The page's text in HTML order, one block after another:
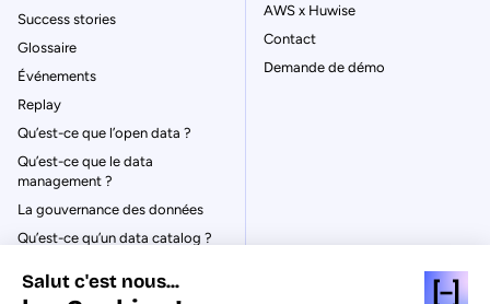
Success stories
Glossaire
Événements
Replay
Qu’est-ce que l’open data ?
Qu’est-ce que le data
management ?
La gouvernance des données
Qu’est-ce qu’un data catalog ?
AWS x Huwise
Contact
Demande de démo
Salut c'est nous...